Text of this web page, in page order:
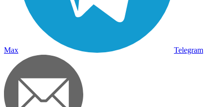
Max Telegram